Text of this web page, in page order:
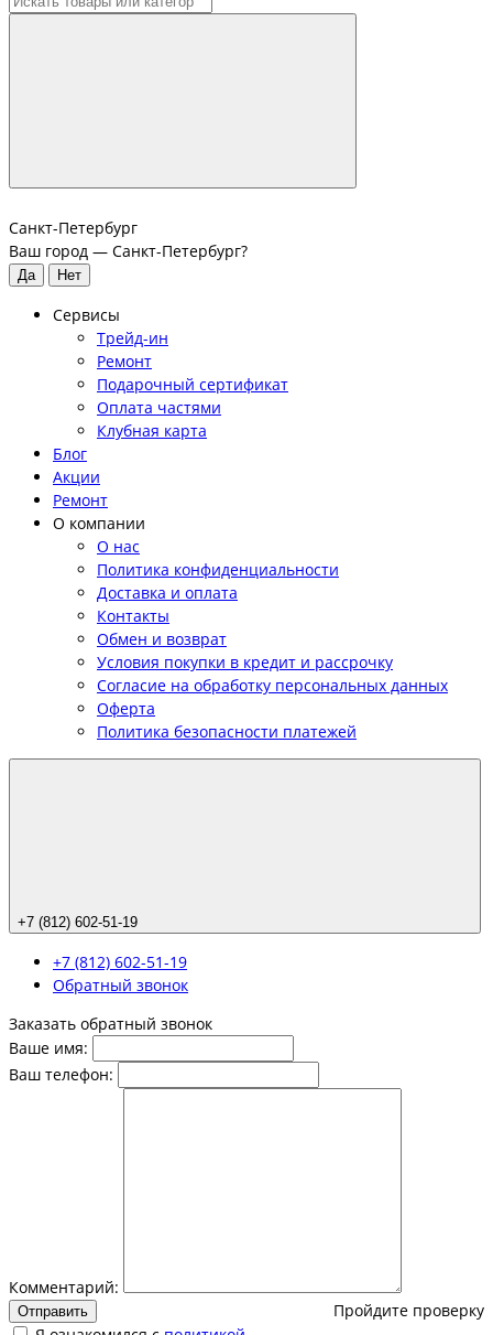
Санкт-Петербург
Ваш город — Санкт-Петербург?
Сервисы
Трейд-ин
Ремонт
Подарочный сертификат
Оплата частями
Клубная карта
Блог
Акции
Ремонт
О компании
О нас
Политика конфиденциальности
Доставка и оплата
Контакты
Обмен и возврат
Условия покупки в кредит и рассрочку
Согласие на обработку персональных данных
Оферта
Политика безопасности платежей
+7 (812) 602-51-19
+7 (812) 602-51-19
Обратный звонок
Заказать обратный звонок
Ваше имя:
Ваш телефон:
Комментарий:
Пройдите проверку
Отправить